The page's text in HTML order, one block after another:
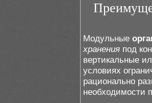
Модульные
хранения под
вертикальные
условиях
рационально
необходимости